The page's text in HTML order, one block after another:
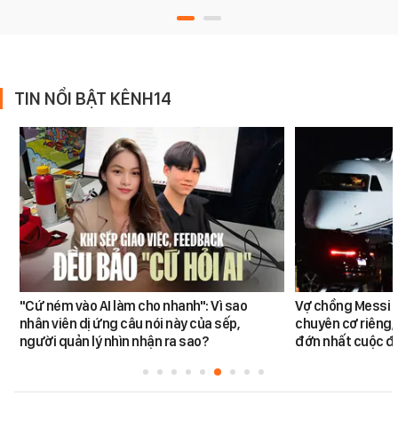
TIN NỔI BẬT KÊNH14
"Cứ ném vào AI làm cho nhanh": Vì sao
nhân viên dị ứng câu nói này của sếp,
người quản lý nhìn nhận ra sao?
Vợ chồng Messi
chuyên cơ
đớn nhất cuộc